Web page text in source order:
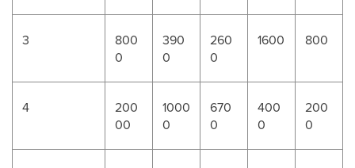
3
800
0
390
0
260
0
1600 800
4
200
00
1000
0
670
0
400
0
200
0